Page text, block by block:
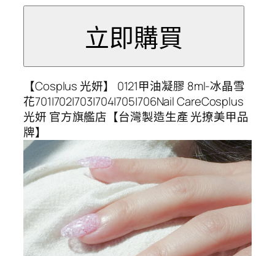
【Cosplus 光妍】 0121甲油凝膠 8ml-冰晶雪
花701|702|703|704|705|706Nail CareCosplus
光妍 官方旗艦店【台灣製造生產 光撩美甲品
牌】